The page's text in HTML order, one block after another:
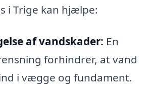
i Trige kan hjælpe:
af vandskader: En
forhindrer, at vand
i vægge og fundament.